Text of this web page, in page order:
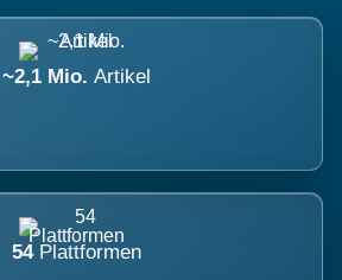
~2,1 Mio. Artikel
54 Plattformen